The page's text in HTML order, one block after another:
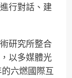
行對話、建
研究所整合
以多媒體光
六燃國際互